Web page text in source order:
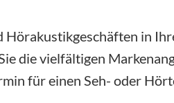
in
die vielfältigen
für einen Seh- oder